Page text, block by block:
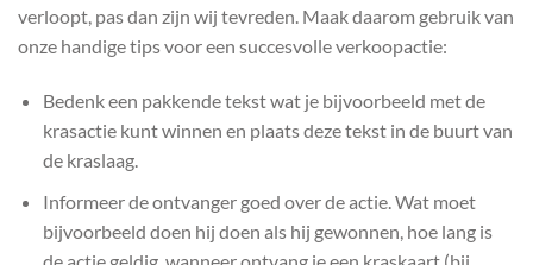
verloopt, pas dan zijn wij tevreden. Maak daarom gebruik van
onze handige tips voor een succesvolle verkoopactie:
Bedenk een pakkende tekst wat je bijvoorbeeld met de
krasactie kunt winnen en plaats deze tekst in de buurt van
de kraslaag.
Informeer de ontvanger goed over de actie. Wat moet
bijvoorbeeld doen hij doen als hij gewonnen, hoe lang is